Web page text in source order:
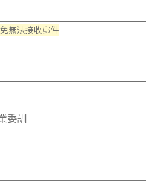
無法接收郵件
委訓